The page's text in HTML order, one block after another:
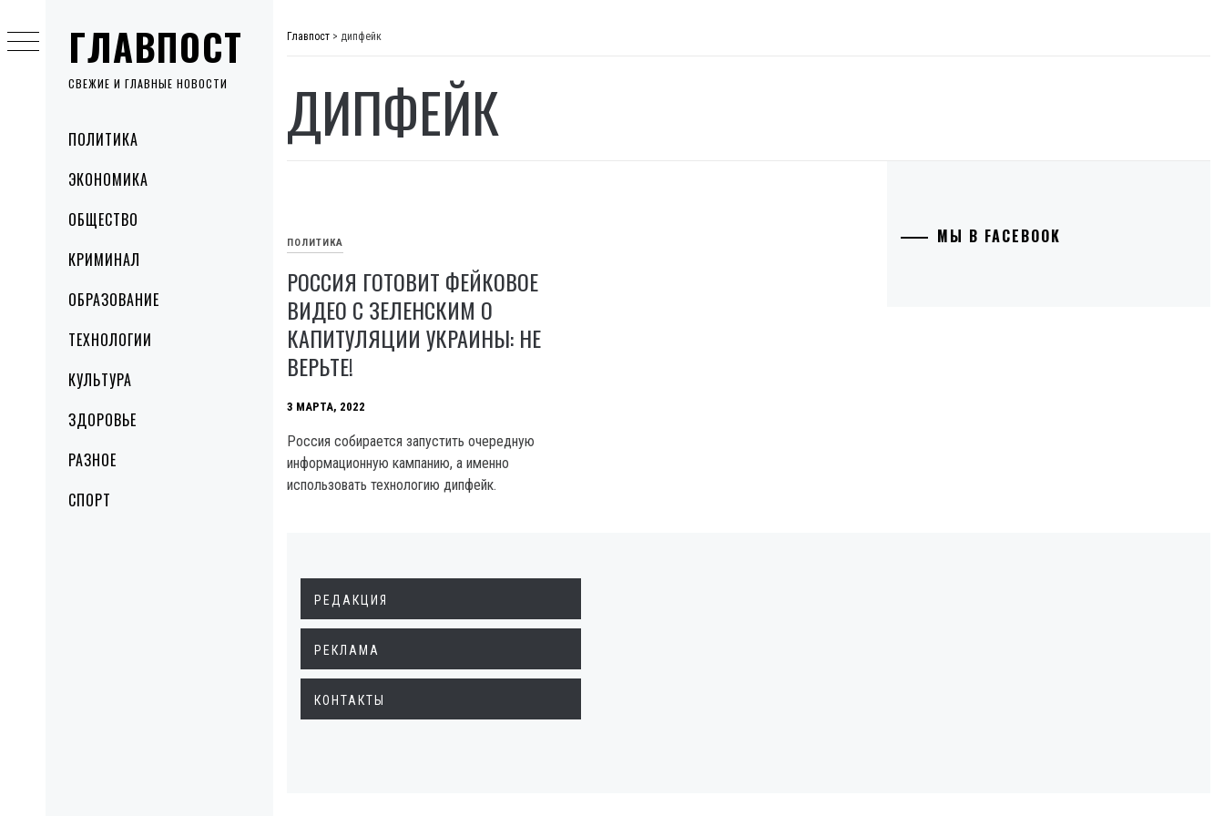
ГЛАВПОСТ
СВЕЖИЕ И ГЛАВНЫЕ НОВОСТИ
MenuПОЛИТИКА
ЭКОНОМИКА
ОБЩЕСТВО
КРИМИНАЛ
ОБРАЗОВАНИЕ
ТЕХНОЛОГИИ
КУЛЬТУРА
ЗДОРОВЬЕ
РАЗНОЕ
СПОРТ
to
content
Главпост > дипфейк
ДИПФЕЙК
ПОЛИТИКА
РОССИЯ ГОТОВИТ ФЕЙКОВОЕ
ВИДЕО С ЗЕЛЕНСКИМ О
КАПИТУЛЯЦИИ УКРАИНЫ: НЕ
ВЕРЬТЕ!
3 МАРТА, 2022
Россия собирается запустить очередную
информационную кампанию, а именно
использовать технологию дипфейк.
МЫ В FACEBOOK
РЕДАКЦИЯ
РЕКЛАМА
КОНТАКТЫ